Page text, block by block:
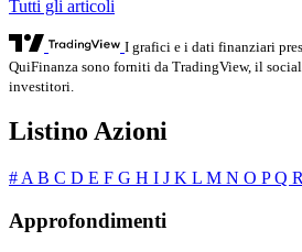
Tutti gli articoli
I grafici e i dati finanziari
QuiFinanza sono forniti da TradingView, il
investitori.
Listino Azioni
# A B C D E F G H I J K L M N O PQ R
Approfondimenti